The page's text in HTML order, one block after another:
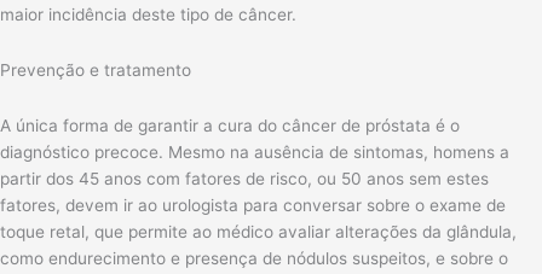
maior incidência deste tipo de câncer.
Prevenção e tratamento
A única forma de garantir a cura do câncer de próstata é o
diagnóstico precoce. Mesmo na ausência de sintomas, homens a
partir dos 45 anos com fatores de risco, ou 50 anos sem estes
fatores, devem ir ao urologista para conversar sobre o exame de
toque retal, que permite ao médico avaliar alterações da glândula,
como endurecimento e presença de nódulos suspeitos, e sobre o